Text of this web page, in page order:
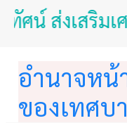
น์ ส่งเสริมเศ
อำนาจหน้
ของเทศบ